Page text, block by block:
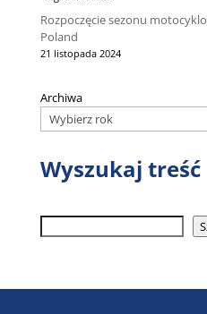
Rozpoczęcie sezonu
Poland
21 listopada 2024
Archiwa
Wyszukaj treść
Szukaj